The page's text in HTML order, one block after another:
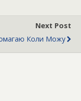
Next Post
Коли Можу